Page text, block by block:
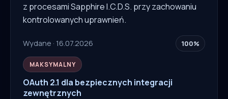
z procesami Sapphire I.C.D.S. przy zachowaniu
kontrolowanych uprawnień.
Wydane · 16.07.2026 100%
MAKSYMALNY
OAuth 2.1 dla bezpiecznych integracji
zewnętrznych